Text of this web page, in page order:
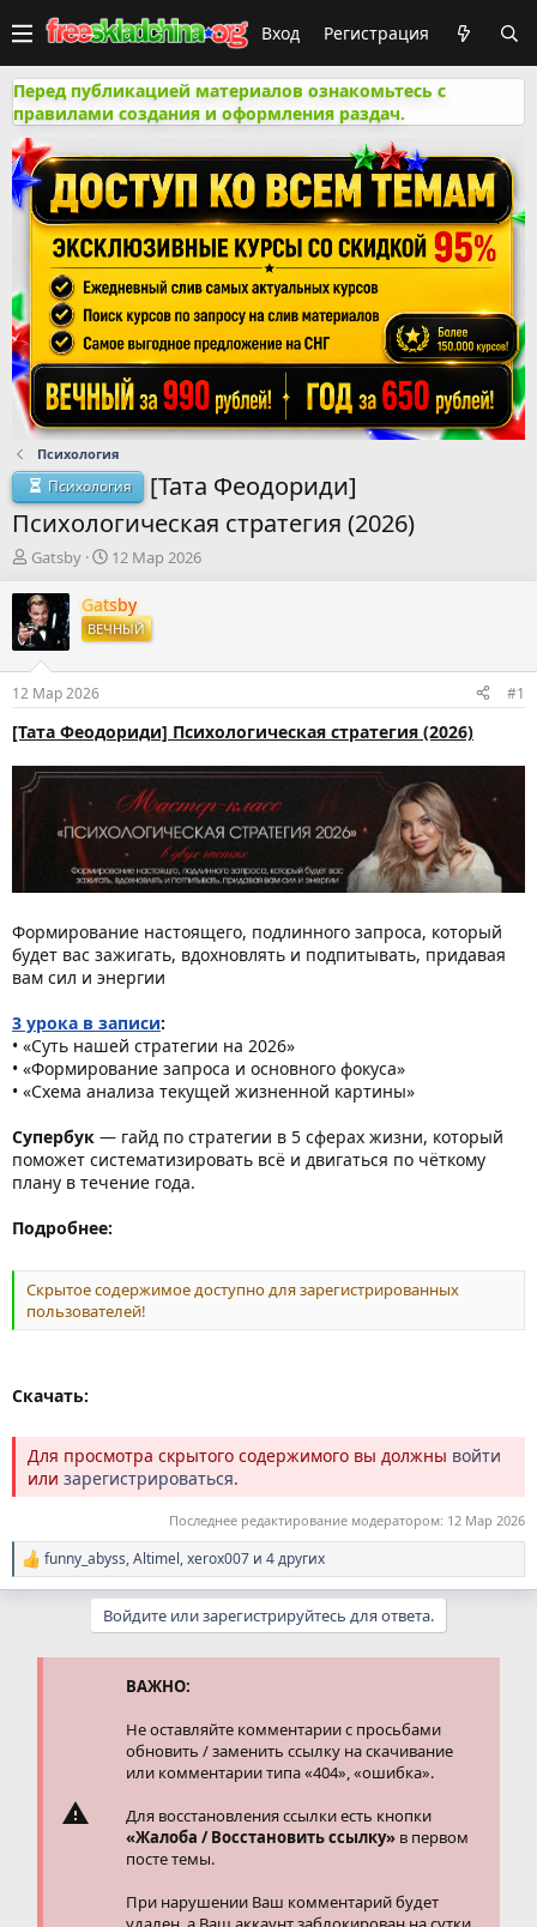
Вход Регистрация
Перед публикацией материалов ознакомьтесь с
правилами создания и оформления раздач.
Психология
Психология
[Тата Феодориди]
Психологическая стратегия (2026)
А
т
о
р
т
е
м
ы
Gatsby
Д
т
а
н
а
л
12 Мар 2026
Gatsby
ВЕЧНЫЙ
12 Мар 2026 #1
[Тата Феодориди] Психологическая стратегия (2026)
Формирование настоящего, подлинного запроса, который
будет вас зажигать, вдохновлять и подпитывать, придавая
вам сил и энергии
3 урока в записи:
• «Суть нашей стратегии на 2026»
• «Формирование запроса и основного фокуса»
• «Схема анализа текущей жизненной картины»
Супербук — гайд по стратегии в 5 сферах жизни, который
поможет систематизировать всё и двигаться по чёткому
плану в течение года.
Подробнее:
Скрытое содержимое доступно для зарегистрированных
пользователей!
Скачать:
Для просмотра скрытого содержимого вы должны войти
или зарегистрироваться.
Последнее редактирование модератором: 12 Мар 2026
Р
е
funny_abyss,Altimel,xerox007 и 4 других
Войдите или зарегистрируйтесь для ответа.
ВАЖНО:
Не оставляйте комментарии с просьбами
обновить / заменить ссылку на скачивание
или комментарии типа «404», «ошибка».
Для восстановления ссылки есть кнопки
«Жалоба / Восстановить ссылку» в первом
посте темы.
При нарушении Ваш комментарий будет